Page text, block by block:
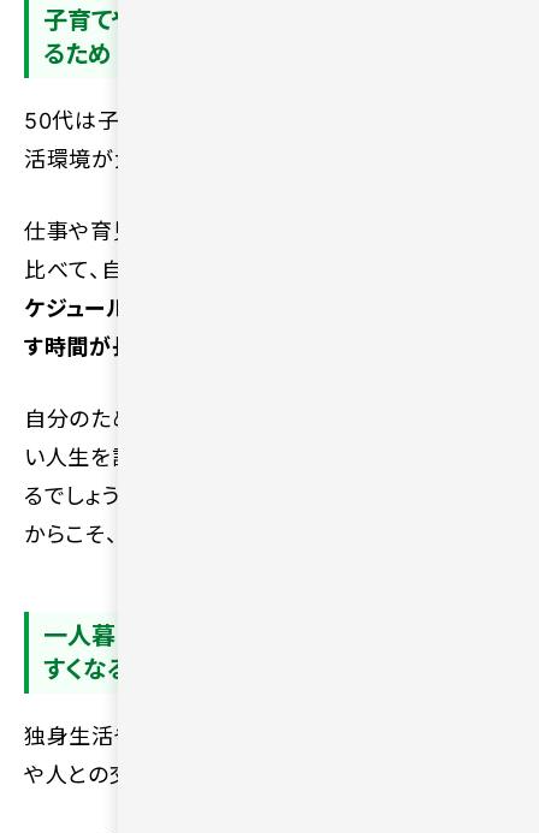
子育てや仕事が落ち着き自分の時間が増え
るため
50代は子どもの独立や定年退職が近づくため、生
活環境が大きく変化しやすい時期です。
仕事や育児に追われて毎日忙しく過ごしていた頃と
比べて、自分だけの自由な時間が急に増えます。
ケジュールにゆとりができる反面、家で一人で過ご
す時間が長くなり、寂しさを感じやすくなります。
自分のために使える時間が増えた結果、今後の長
い人生を誰と過ごすのか真剣に考える機会が増え
るでしょう。日々の生活リズムが変わるタイミングだ
からこそ、孤独を覚える人が多くなります。
一人暮らしの時間が長くなり孤独を感じや
すくなるため
独身生活や単身の期間が長くなると、自宅での会話
や人との交流が減りやすい傾向にあります。